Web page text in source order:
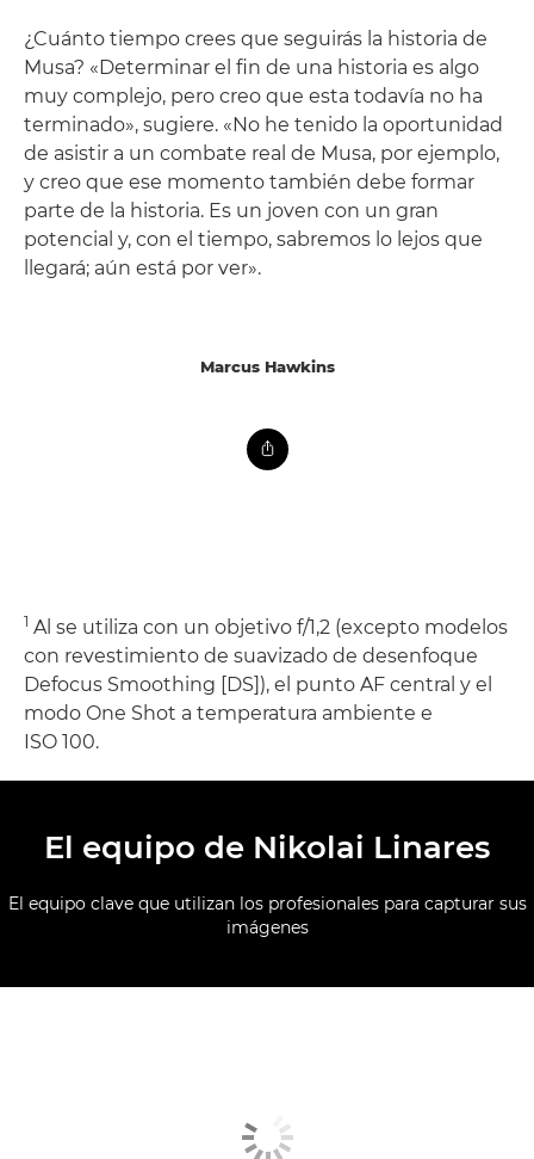
¿Cuánto tiempo crees que seguirás la historia de
Musa? «Determinar el fin de una historia es algo
muy complejo, pero creo que esta todavía no ha
terminado», sugiere. «No he tenido la oportunidad
de asistir a un combate real de Musa, por ejemplo,
y creo que ese momento también debe formar
parte de la historia. Es un joven con un gran
potencial y, con el tiempo, sabremos lo lejos que
llegará; aún está por ver».
Marcus Hawkins
1 Al se utiliza con un objetivo f/1,2 (excepto modelos
con revestimiento de suavizado de desenfoque
Defocus Smoothing [DS]), el punto AF central y el
modo One Shot a temperatura ambiente e
ISO 100.
El equipo de Nikolai Linares
El equipo clave que utilizan los profesionales para capturar sus
imágenes